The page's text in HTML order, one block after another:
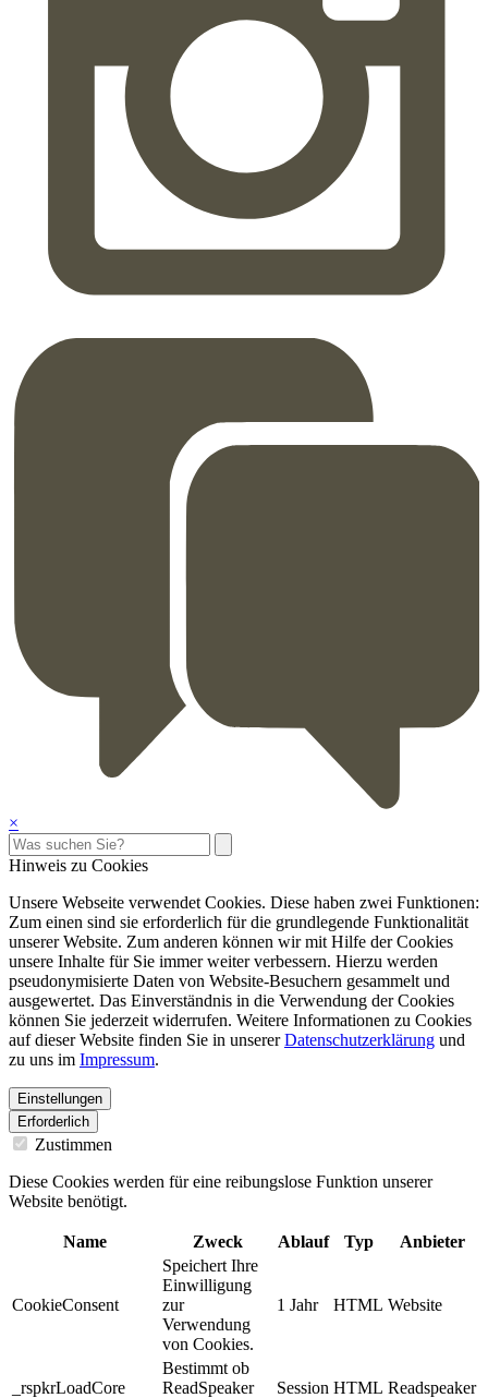
×
Hinweis zu Cookies
Unsere Webseite verwendet Cookies. Diese haben zwei Funktionen:
Zum einen sind sie erforderlich für die grundlegende Funktionalität
unserer Website. Zum anderen können wir mit Hilfe der Cookies
unsere Inhalte für Sie immer weiter verbessern. Hierzu werden
pseudonymisierte Daten von Website-Besuchern gesammelt und
ausgewertet. Das Einverständnis in die Verwendung der Cookies
können Sie jederzeit widerrufen. Weitere Informationen zu Cookies
auf dieser Website finden Sie in unsererDatenschutzerklärung und
zu uns im Impressum.
Einstellungen
Erforderlich
Zustimmen
Diese Cookies werden für eine reibungslose Funktion unserer
Website benötigt.
Name Zweck Ablauf Typ Anbieter
CookieConsent
Speichert Ihre
Einwilligung
zur
Verwendung
von Cookies.
1 Jahr HTML Website
_rspkrLoadCore
Bestimmt ob
ReadSpeaker
Session HTML Readspeaker